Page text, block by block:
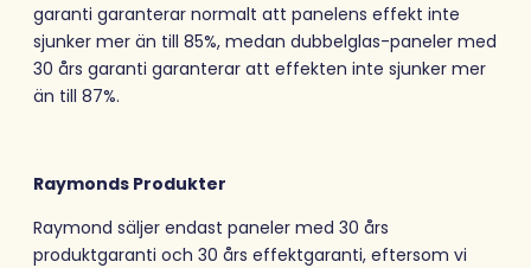
garanti garanterar normalt att panelens effekt inte
sjunker mer än till 85%, medan dubbelglas-paneler med
30 års garanti garanterar att effekten inte sjunker mer
än till 87%.
Raymonds Produkter
Raymond säljer endast paneler med 30 års
produktgaranti och 30 års effektgaranti, eftersom vi